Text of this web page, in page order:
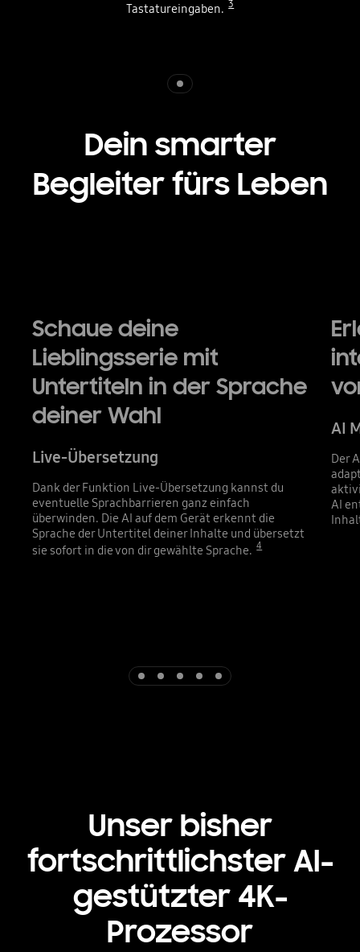
Tastatureingaben. 3
Dein smarter
Begleiter fürs Leben
Schaue deine
Lieblingsserie mit
Untertiteln in der Sprache
deiner Wahl
Live-Übersetzung
Dank der Funktion Live-Übersetzung kannst du
eventuelle Sprachbarrieren ganz einfach
überwinden. Die AI auf dem Gerät erkennt die
Sprache der Untertitel deiner Inhalte und übersetzt
sie sofort in die von dir gewählte Sprache. 4
AI
Der
AI
Unser bisher
fortschrittlichster AI-
gestützter 4K-
Prozessor